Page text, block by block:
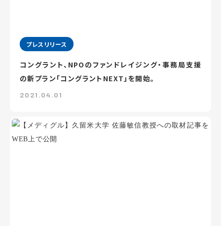
プレスリリース
コングラント、NPOのファンドレイジング・事務局支援
の新プラン「コングラントNEXT」を開始。
2021.04.01